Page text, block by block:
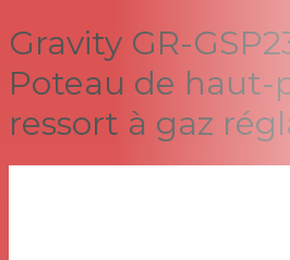
Gravity GR-
Poteau de haut-
ressort à gaz